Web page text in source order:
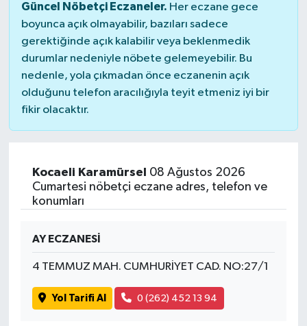
Güncel Nöbetçi Eczaneler. Her eczane gece
boyunca açık olmayabilir, bazıları sadece
gerektiğinde açık kalabilir veya beklenmedik
durumlar nedeniyle nöbete gelemeyebilir. Bu
nedenle, yola çıkmadan önce eczanenin açık
olduğunu telefon aracılığıyla teyit etmeniz iyi bir
fikir olacaktır.
Kocaeli Karamürsel
08 Ağustos 2026
Cumartesi nöbetçi eczane adres, telefon ve
konumları
AY ECZANESİ
4 TEMMUZ MAH. CUMHURİYET CAD. NO:27/1
Yol Tarifi Al 0 (262) 452 13 94